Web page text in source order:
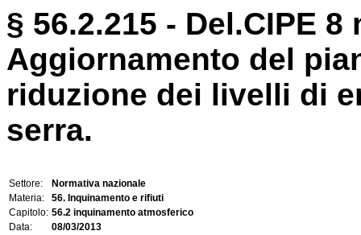
§ 56.2.215 - Del.CIPE 8
Aggiornamento del
riduzione dei livelli di
serra.
Settore:
Normativa nazionale
Materia:
56. Inquinamento e rifiuti
Capitolo: 56.2 inquinamento atmosferico
Data:
08/03/2013